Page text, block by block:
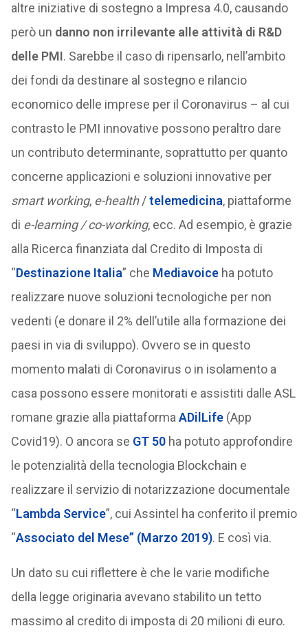
altre iniziative di sostegno a Impresa 4.0, causando
però un danno non irrilevante alle attività di R&D
delle PMI. Sarebbe il caso di ripensarlo, nell’ambito
dei fondi da destinare al sostegno e rilancio
economico delle imprese per il Coronavirus – al cui
contrasto le PMI innovative possono peraltro dare
un contributo determinante, soprattutto per quanto
concerne applicazioni e soluzioni innovative per
smart working, e-health/telemedicina, piattaforme
di e-learning / co-working, ecc. Ad esempio, è grazie
alla Ricerca finanziata dal Credito di Imposta di
“Destinazione Italia” che Mediavoiceha potuto
realizzare nuove soluzioni tecnologiche per non
vedenti (e donare il 2% dell’utile alla formazione dei
paesi in via di sviluppo). Ovvero se in questo
momento malati di Coronavirus o in isolamento a
casa possono essere monitorati e assistiti dalle ASL
romane grazie alla piattaforma ADilLife(App
Covid19). O ancora se GT 50ha potuto approfondire
le potenzialità della tecnologia Blockchain e
realizzare il servizio di notarizzazione documentale
“Lambda Service”, cui Assintel ha conferito il premio
“Associato del Mese” (Marzo 2019). E così via.
Un dato su cui riflettere è che le varie modifiche
della legge originaria avevano stabilito un tetto
massimo al credito di imposta di 20 milioni di euro.